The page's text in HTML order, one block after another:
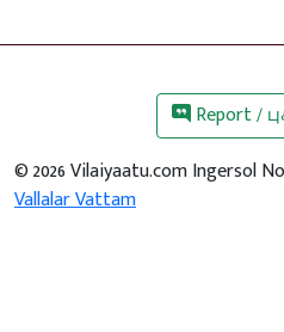
Report /
©2026Vilaiyaatu.com Ingersol
Vallalar Vattam